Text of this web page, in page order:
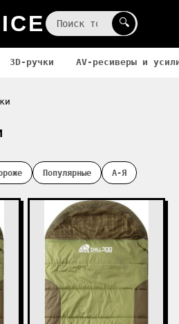
🔍
3D-ручки AV-ресиверы и
Популярные А-Я